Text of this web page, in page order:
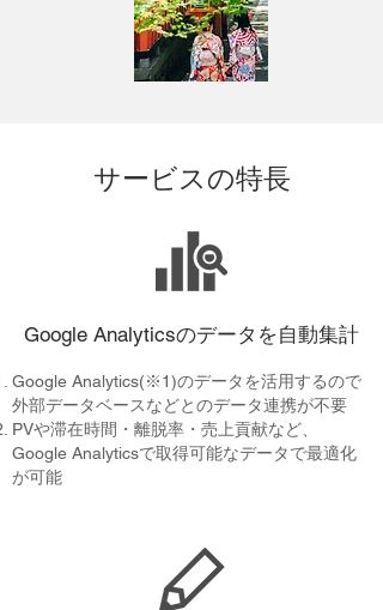
サービスの特長
Google Analyticsのデータを自動集計
Google Analytics(※1)のデータを活用するので
外部データベースなどとのデータ連携が不要
PVや滞在時間・離脱率・売上貢献など、
Google Analyticsで取得可能なデータで最適化
が可能